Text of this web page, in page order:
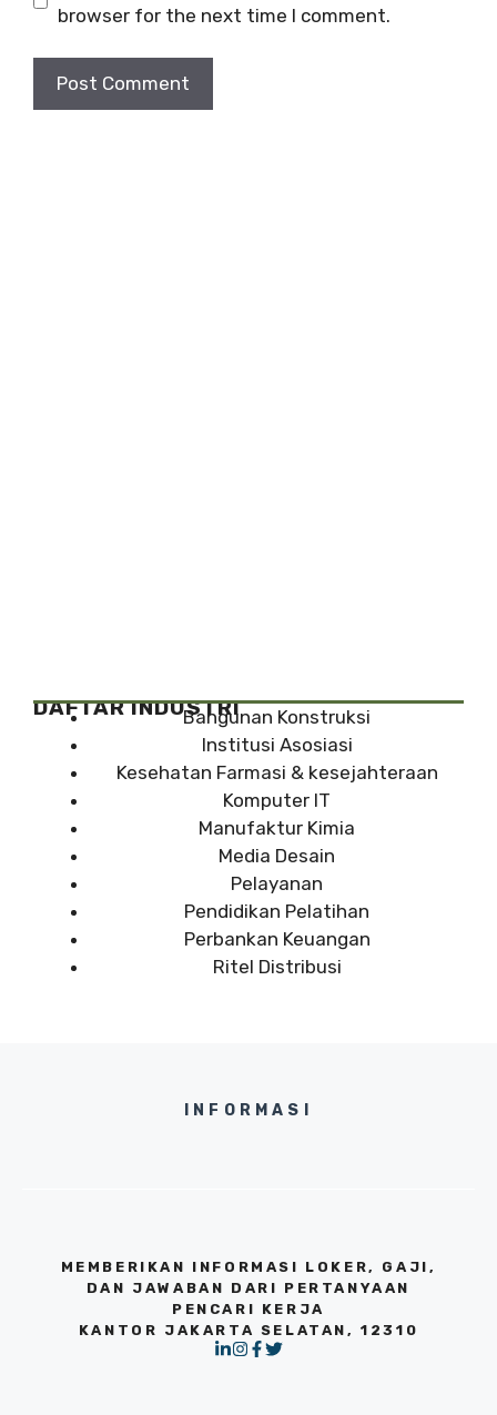
browser for the next time I comment.
DAFTAR INDUSTRIBangunan Konstruksi
Institusi Asosiasi
Kesehatan Farmasi & kesejahteraan
Komputer IT
Manufaktur Kimia
Media Desain
Pelayanan
Pendidikan Pelatihan
Perbankan Keuangan
Ritel Distribusi
INFORMASI
MEMBERIKAN INFORMASI LOKER, GAJI,
DAN JAWABAN DARI PERTANYAAN
PENCARI KERJA
KANTOR JAKARTA SELATAN, 12310